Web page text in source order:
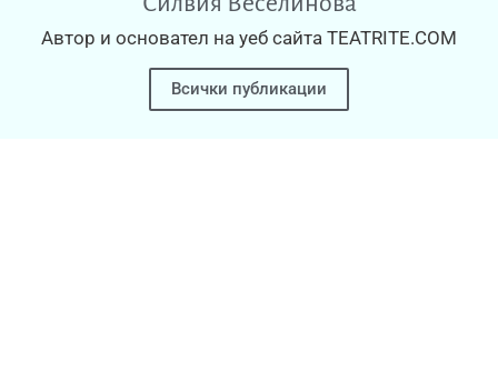
Автор и основател на уеб сайта TEATRITE.COM
Всички публикации